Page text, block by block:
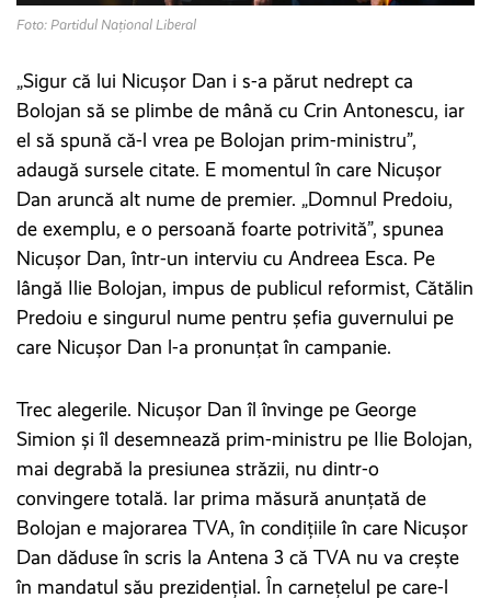
Foto: Partidul Național Liberal
„Sigur că lui Nicușor Dan i s-a părut nedrept ca
Bolojan să se plimbe de mână cu Crin Antonescu, iar
el să spună că-l vrea pe Bolojan prim-ministru”,
adaugă sursele citate. E momentul în care Nicușor
Dan aruncă alt nume de premier. „Domnul Predoiu,
de exemplu, e o persoană foarte potrivită”, spunea
Nicușor Dan, într-un interviu cu Andreea Esca. Pe
lângă Ilie Bolojan, impus de publicul reformist, Cătălin
Predoiu e singurul nume pentru șefia guvernului pe
care Nicușor Dan l-a pronunțat în campanie.
Trec alegerile. Nicușor Dan îl învinge pe George
Simion și îl desemnează prim-ministru pe Ilie Bolojan,
mai degrabă la presiunea străzii, nu dintr-o
convingere totală. Iar prima măsură anunțată de
Bolojan e majorarea TVA, în condițiile în care Nicușor
Dan dăduse în scris la Antena 3 că TVA nu va crește
în mandatul său prezidențial. În carnețelul pe care-l